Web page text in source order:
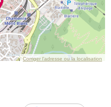
Corriger l’adresse ou la localisation